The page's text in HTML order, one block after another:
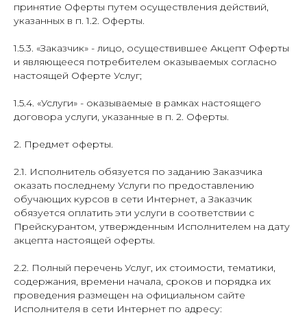
принятие Оферты путем осуществления действий,
указанных в п. 1.2. Оферты.
1.5.3. «Заказчик» - лицо, осуществившее Акцепт Оферты
и являющееся потребителем оказываемых согласно
настоящей Оферте Услуг;
1.5.4. «Услуги» - оказываемые в рамках настоящего
договора услуги, указанные в п. 2. Оферты.
2. Предмет оферты.
2.1. Исполнитель обязуется по заданию Заказчика
оказать последнему Услуги по предоставлению
обучающих курсов в сети Интернет, а Заказчик
обязуется оплатить эти услуги в соответствии с
Прейскурантом, утвержденным Исполнителем на дату
акцепта настоящей оферты.
2.2. Полный перечень Услуг, их стоимости, тематики,
содержания, времени начала, сроков и порядка их
проведения размещен на официальном сайте
Исполнителя в сети Интернет по адресу: